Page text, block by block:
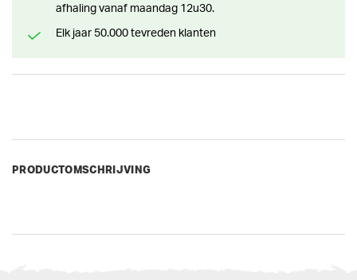
afhaling vanaf maandag 12u30.
Elk jaar 50.000 tevreden klanten
PRODUCTOMSCHRIJVING